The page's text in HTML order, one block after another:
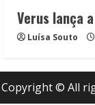
Verus lança
Luísa Souto
Copyright © All